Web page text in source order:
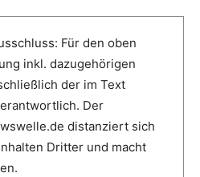
Für den oben
inkl. dazugehörigen
der im Text
Der
distanziert sich
Dritter und macht